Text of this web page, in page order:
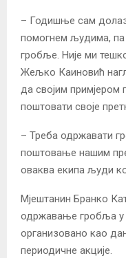
– Годишње сам
помогнем људима, па
гробље. Није ми
Жељко Каиновић
да својим
поштовати своје
– Треба одржавати
поштовање нашим
оваква екипа људи
Мјештанин Бранко
одржавање гробља у
организовано као
периодичне акције.